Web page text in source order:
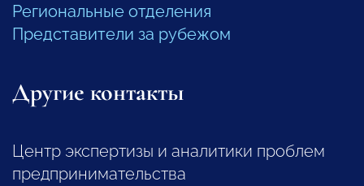
Региональные отделения
Представители за рубежом
Другие контакты
Центр экспертизы и аналитики проблем
предпринимательства